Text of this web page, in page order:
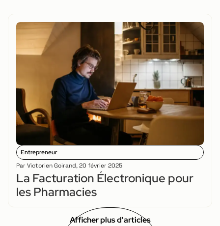
Entrepreneur
Par Victorien Goirand,20 février 2025
La Facturation Électronique pour
les Pharmacies
Afficher plus d'articles